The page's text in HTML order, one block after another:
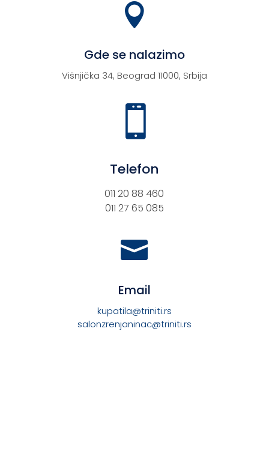

Gde se nalazimo
Višnjička 34, Beograd 11000, Srbija

Telefon
011 20 88 460
011 27 65 085

Email
kupatila@triniti.rs
salonzrenjaninac@triniti.rs